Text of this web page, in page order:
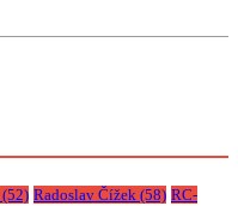
(52) Radoslav Čížek (58) RC-